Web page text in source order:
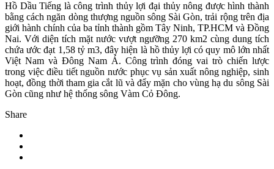
Hồ Dầu Tiếng là công trình thủy lợi đại thủy nông được hình thành
bằng cách ngăn dòng thượng nguồn sông Sài Gòn, trải rộng trên địa
giới hành chính của ba tỉnh thành gồm Tây Ninh, TP.HCM và Đồng
Nai. Với diện tích mặt nước vượt ngưỡng 270 km2 cùng dung tích
chứa ước đạt 1,58 tỷ m3, đây hiện là hồ thủy lợi có quy mô lớn nhất
Việt Nam và Đông Nam Á. Công trình đóng vai trò chiến lược
trong việc điều tiết nguồn nước phục vụ sản xuất nông nghiệp, sinh
hoạt, đồng thời tham gia cắt lũ và đẩy mặn cho vùng hạ du sông Sài
Gòn cũng như hệ thống sông Vàm Cỏ Đông.
Share